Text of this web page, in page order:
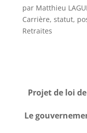
par Matthieu
Carrière, statut,
Retraites
Projet de loi
Le